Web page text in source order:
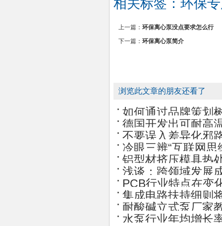
相关标签： 环保
上一篇： 环保离心泵没点要求怎么行
下一篇： 环保离心泵简介
浏览此文章的朋友还看了
如何通过品牌策划
德国开发出可耐高
不要误入差异化邪
冷眼三辨“互联网思
铝型材挤压模具热
浅谈：跨领域发展
PCB行业特点在变
集成电路扶持细则
耐酸碱立式泵厂家
水泵行业年均增长